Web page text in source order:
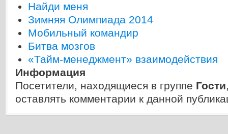
Найди меня
Зимняя Олимпиада 2014
Мобильный командир
Битва мозгов
«Тайм-менеджмент» взаимодействия
Информация
Посетители, находящиеся в группе Гости
оставлять комментарии к данной